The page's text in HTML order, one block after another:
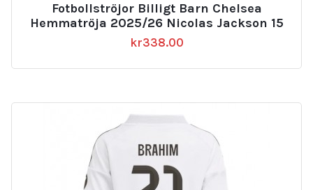
Fotbollströjor Billigt Barn Chelsea
Hemmatröja 2025/26 Nicolas Jackson 15
kr338.00